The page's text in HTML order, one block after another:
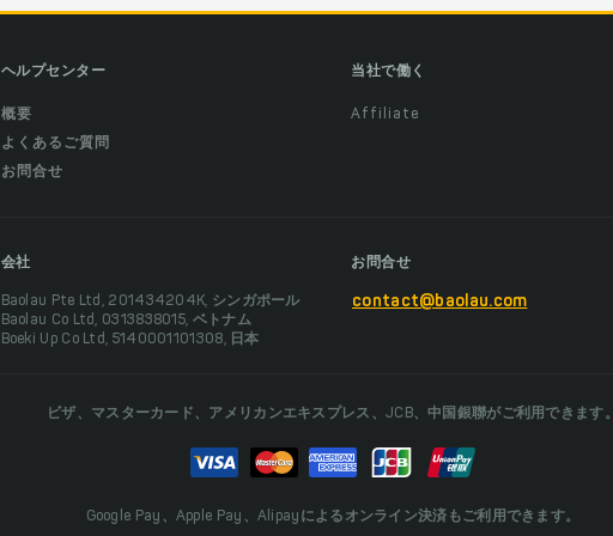
ヘルプセンター
概要
よくあるご質問
お問合せ
当社で働く
Affiliate
会社
Baolau Pte Ltd, 201434204K, シンガポール
Baolau Co Ltd, 0313838015, ベトナム
Boeki Up Co Ltd, 5140001101308, 日本
お問合せ
contact@baolau.com
ビザ、マスターカード、アメリカンエキスプレス、JCB、中国銀聯がご利用できます。
Google Pay、Apple Pay、Alipayによるオンライン決済もご利用できます。